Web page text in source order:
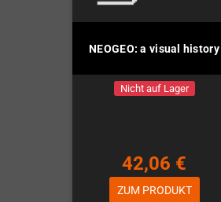
NEOGEO: a visual history
Nicht auf Lager
42,06 €
ZUM PRODUKT